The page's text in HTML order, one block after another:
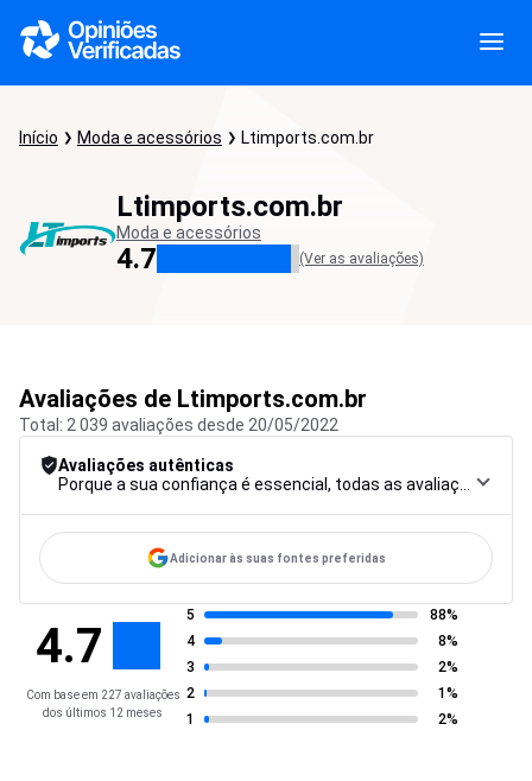
Início Moda e acessórios Ltimports.com.br
Ltimports.com.br
Moda e acessórios
4.7 (Ver as avaliações)
Avaliações de Ltimports.com.br
Total: 2 039 avaliações desde 20/05/2022
Avaliações autênticas
Adicionar às suas fontes preferidas
4.7
Com base em 227 avaliações
dos últimos 12 meses
5
88%
4
8%
3
2%
2
1%
1
2%